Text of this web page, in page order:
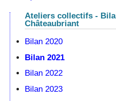
Ateliers collectifs -
Châteaubriant
Bilan 2020
Bilan 2021
Bilan 2022
Bilan 2023